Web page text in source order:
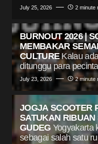
July 25, 2026 2 minute
BURNOUT 2026 |
MEMBAKAR
CULTURE Kalau
ditunggu para
July 23, 2026 2 minute
JOGJA SCOOTER
SATUKAN RIBUAN
GUDEG Yogyakarta
sebagai salah satu